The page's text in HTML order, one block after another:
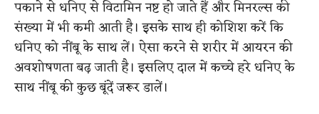
पकाने से धनिए से विटामिन नष्ट हो जाते हैं और मिनरल्स की
संख्या में भी कमी आती है। इसके साथ ही कोशिश करें कि
धनिए को नींबू के साथ लें। ऐसा करने से शरीर में आयरन की
अवशोषणता बढ़ जाती है। इसलिए दाल में कच्चे हरे धनिए के
साथ नींबू की कुछ बूंदें जरूर डालें।